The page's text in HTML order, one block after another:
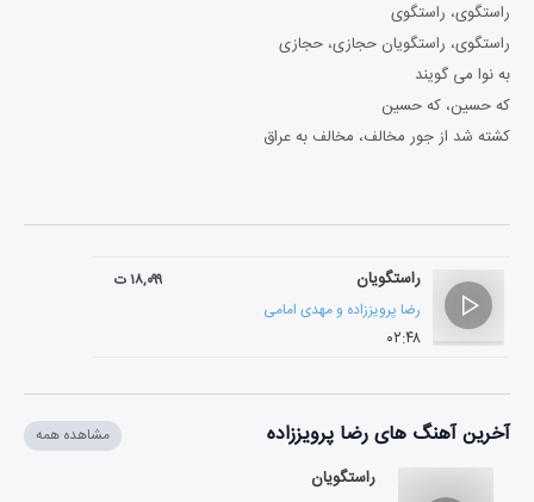
راستگوی، راستگوی
راستگوی، راستگویان حجازی، حجازی
به نوا می گویند
که حسین، که حسین
کشته شد از جور مخالف، مخالف به عراق
راستگویان
رضا پرویززاده و مهدی امامی
۰۲:۴۸
۱۸,۰۹۹ ت
آخرین آهنگ های رضا پرویززاده مشاهده همه
راستگویان